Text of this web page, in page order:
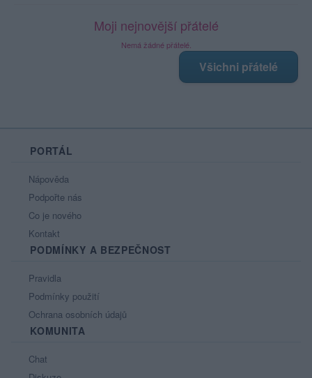
Moji nejnovější přátelé
Nemá žádné přátelé.
Všichni přátelé
PORTÁL
Nápověda
Podpořte nás
Co je nového
Kontakt
PODMÍNKY A BEZPEČNOST
Pravidla
Podmínky použití
Ochrana osobních údajů
KOMUNITA
Chat